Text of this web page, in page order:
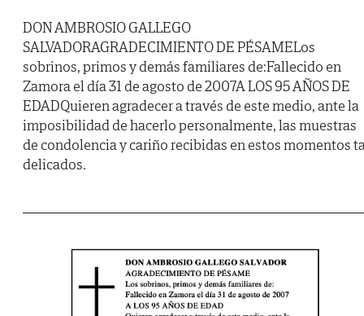
DON AMBROSIO GALLEGO
SALVADORAGRADECIMIENTO DE PÉSAMELos
sobrinos, primos y demás familiares de:Fallecido en
Zamora el día 31 de agosto de 2007A LOS 95 AÑOS DE
EDADQuieren agradecer a través de este medio, ante la
imposibilidad de hacerlo personalmente, las muestras
de condolencia y cariño recibidas en estos momentos
delicados.